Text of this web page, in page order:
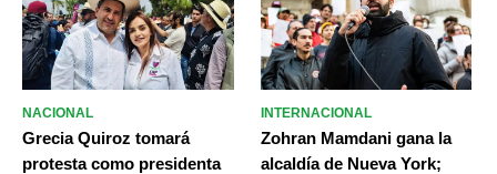
NACIONAL
Grecia Quiroz tomará
protesta como presidenta
INTERNACIONAL
Zohran Mamdani gana la
alcaldía de Nueva York;